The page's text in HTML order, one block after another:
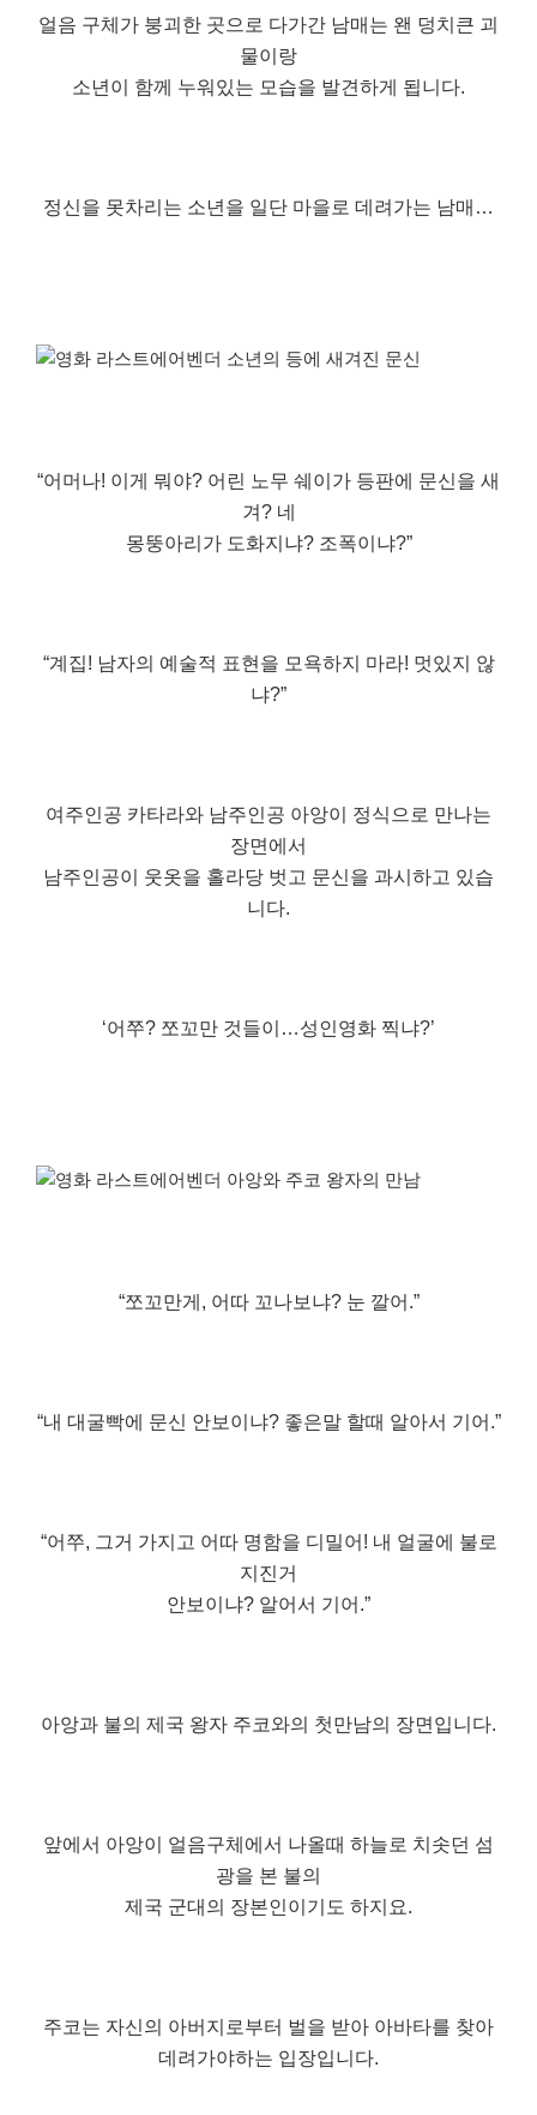
얼음 구체가 붕괴한 곳으로 다가간 남매는 왠 덩치큰 괴
물이랑
소년이 함께 누워있는 모습을 발견하게 됩니다.
정신을 못차리는 소년을 일단 마을로 데려가는 남매…
“어머나! 이게 뭐야? 어린 노무 쉐이가 등판에 문신을 새
겨? 네
몽뚱아리가 도화지냐? 조폭이냐?”
“계집! 남자의 예술적 표현을 모욕하지 마라! 멋있지 않
냐?”
여주인공 카타라와 남주인공 아앙이 정식으로 만나는
장면에서
남주인공이 웃옷을 홀라당 벗고 문신을 과시하고 있습
니다.
‘어쭈? 쪼꼬만 것들이…성인영화 찍냐?’
“쪼꼬만게, 어따 꼬나보냐? 눈 깔어.”
“내 대굴빡에 문신 안보이냐? 좋은말 할때 알아서 기어.”
“어쭈, 그거 가지고 어따 명함을 디밀어! 내 얼굴에 불로
지진거
안보이냐? 알어서 기어.”
아앙과 불의 제국 왕자 주코와의 첫만남의 장면입니다.
앞에서 아앙이 얼음구체에서 나올때 하늘로 치솟던 섬
광을 본 불의
제국 군대의 장본인이기도 하지요.
주코는 자신의 아버지로부터 벌을 받아 아바타를 찾아
데려가야하는 입장입니다.